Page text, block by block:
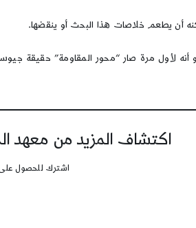
أن يطعم خلاصات هذا البحث أو ينقضها.
أنه لأول مرة صار “محور المقاومة” حقيقة
اكتشاف المزيد من معهد
اشترك للحصول على